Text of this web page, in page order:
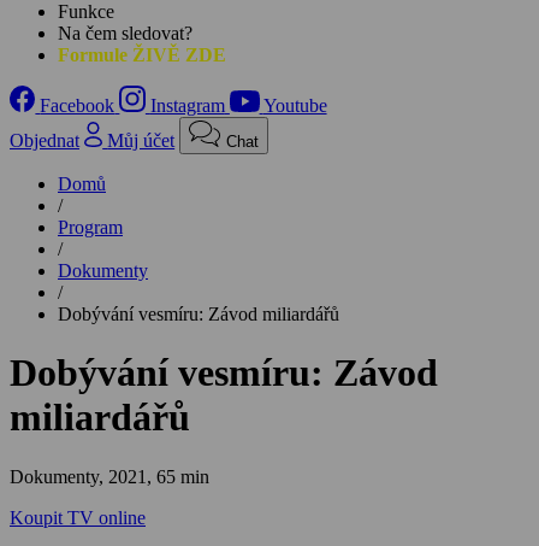
Funkce
Na čem sledovat?
Formule ŽIVĚ ZDE
Facebook Instagram
Youtube
Objednat
Můj účet Chat
Domů
/
Program
/
Dokumenty
/
Dobývání vesmíru: Závod miliardářů
Dobývání vesmíru: Závod
miliardářů
Dokumenty, 2021, 65 min
Koupit TV online